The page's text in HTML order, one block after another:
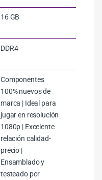
16 GB
DDR4
Componentes
100% nuevos de
marca | Ideal para
jugar en resolución
1080p | Excelente
relación calidad-
precio |
Ensamblado y
testeado por